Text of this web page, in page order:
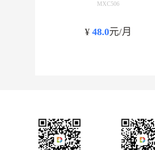
MXC506
¥ 48.0元/月